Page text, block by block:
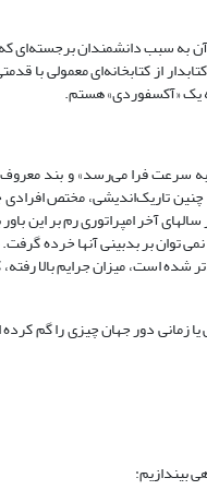
به سبب دانشمندان برجسته‌ای
که یک «آکسفوردی» هستم.
سرعت فرا می‌رسد» و بند معروف
تاریک‌اندیشی، مختص
آخر امپراتوری رم بر این
توان بر بدبینی آنها خرده
است، میزان جرایم بالا
یا زمانی دور جهان چیزی را
بیندازیم: